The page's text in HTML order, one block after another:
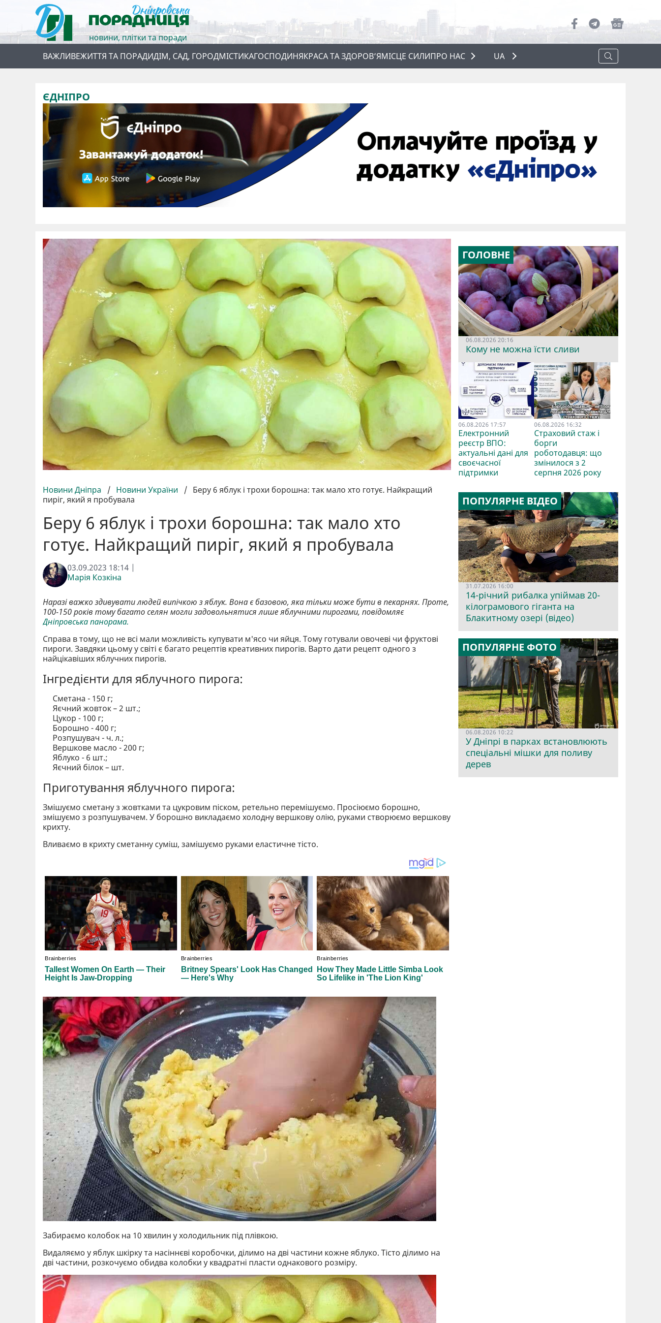
новини, плітки та поради
ВАЖЛИВЕЖИТТЯ ТА ПОРАДИДІМ, САД, ГОРОДМІСТИКАГОСПОДИНЯКРАСА ТА ЗДОРОВ’ЯМІСЦЕ СИЛИПРО НАС
ПРО НАС
UA
ЄДНІПРО
Новини Дніпра / Новини України / Беру 6 яблук і трохи борошна: так мало хто готує. Найкращий
пиріг, який я пробувала
Беру 6 яблук і трохи борошна: так мало хто
готує. Найкращий пиріг, який я пробувала
03.09.2023 18:14 |
Марія Козкіна
Наразі важко здивувати людей випічкою з яблук. Вона є базовою, яка тільки може бути в пекарнях. Проте,
100-150 років тому багато селян могли задовольнятися лише яблучними пирогами, повідомляє
Дніпровська панорама.
Справа в тому, що не всі мали можливість купувати м'ясо чи яйця. Тому готували овочеві чи фруктові
пироги. Завдяки цьому у світі є багато рецептів креативних пирогів. Варто дати рецепт одного з
найцікавіших яблучних пирогів.
Інгредієнти для яблучного пирога:
Сметана - 150 г;
Яєчний жовток – 2 шт.;
Цукор - 100 г;
Борошно - 400 г;
Розпушувач - ч. л.;
Вершкове масло - 200 г;
Яблуко - 6 шт.;
Яєчний білок – шт.
Приготування яблучного пирога:
Змішуємо сметану з жовтками та цукровим піском, ретельно перемішуємо. Просіюємо борошно,
змішуємо з розпушувачем. У борошно викладаємо холодну вершкову олію, руками створюємо вершкову
крихту.
Вливаємо в крихту сметанну суміш, замішуємо руками еластичне тісто.
Забираємо колобок на 10 хвилин у холодильник під плівкою.
Видаляємо у яблук шкірку та насіннєві коробочки, ділимо на дві частини кожне яблуко. Тісто ділимо на
дві частини, розкочуємо обидва колобки у квадратні пласти однакового розміру.
ГОЛОВНЕ
06.08.2026 20:16
Кому не можна їсти сливи
06.08.2026 17:57
Електронний
реєстр ВПО:
актуальні дані для
своєчасної
підтримки
06.08.2026 16:32
Страховий стаж і
борги
роботодавця: що
змінилося з 2
серпня 2026 року
ПОПУЛЯРНЕ ВІДЕО
31.07.2026 16:00
14-річний рибалка упіймав 20-
кілограмового гіганта на
Блакитному озері (відео)
ПОПУЛЯРНЕ ФОТО
06.08.2026 10:22
У Дніпрі в парках встановлюють
спеціальні мішки для поливу
дерев